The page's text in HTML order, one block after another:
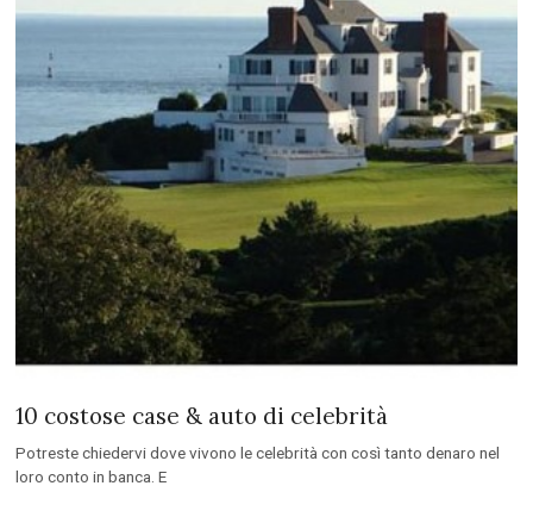
10 costose case & auto di celebrità
Potreste chiedervi dove vivono le celebrità con così tanto denaro nel
loro conto in banca. E